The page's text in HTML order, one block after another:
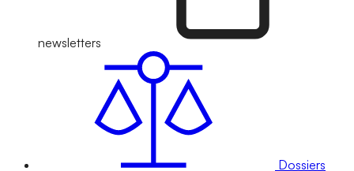
newsletters
Dossiers